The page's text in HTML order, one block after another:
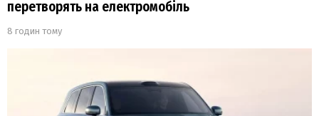
перетворять на електромобіль
8 годин тому